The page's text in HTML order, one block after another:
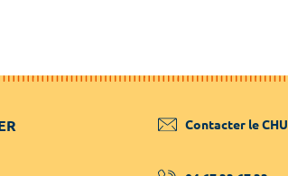
Contacter le CHU